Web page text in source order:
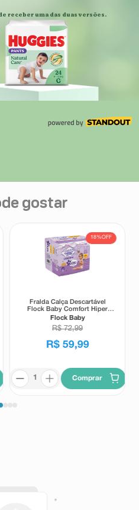
gostar
18%OFF
Fralda Calça Descartável
Flock Baby Comfort Hiper
XXG 48 Unidades
Flock Baby
R$ 72,99
R$ 59,99
Comprar